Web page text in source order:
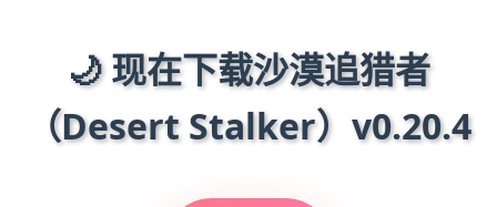
🌙 现在下载沙漠追猎者
（Desert Stalker）v0.20.4